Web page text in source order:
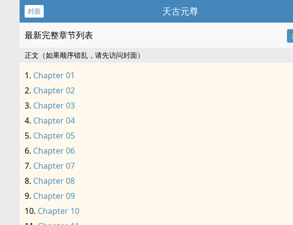
封面 天古元尊
最新完整章节列表
正文（如果顺序错乱，请先访问封面）
Chapter 01
Chapter 02
Chapter 03
Chapter 04
Chapter 05
Chapter 06
Chapter 07
Chapter 08
Chapter 09
Chapter 10